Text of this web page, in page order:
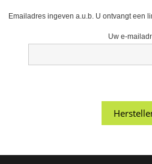
Emailadres ingeven a.u.b. U ontvangt een
Uw e-